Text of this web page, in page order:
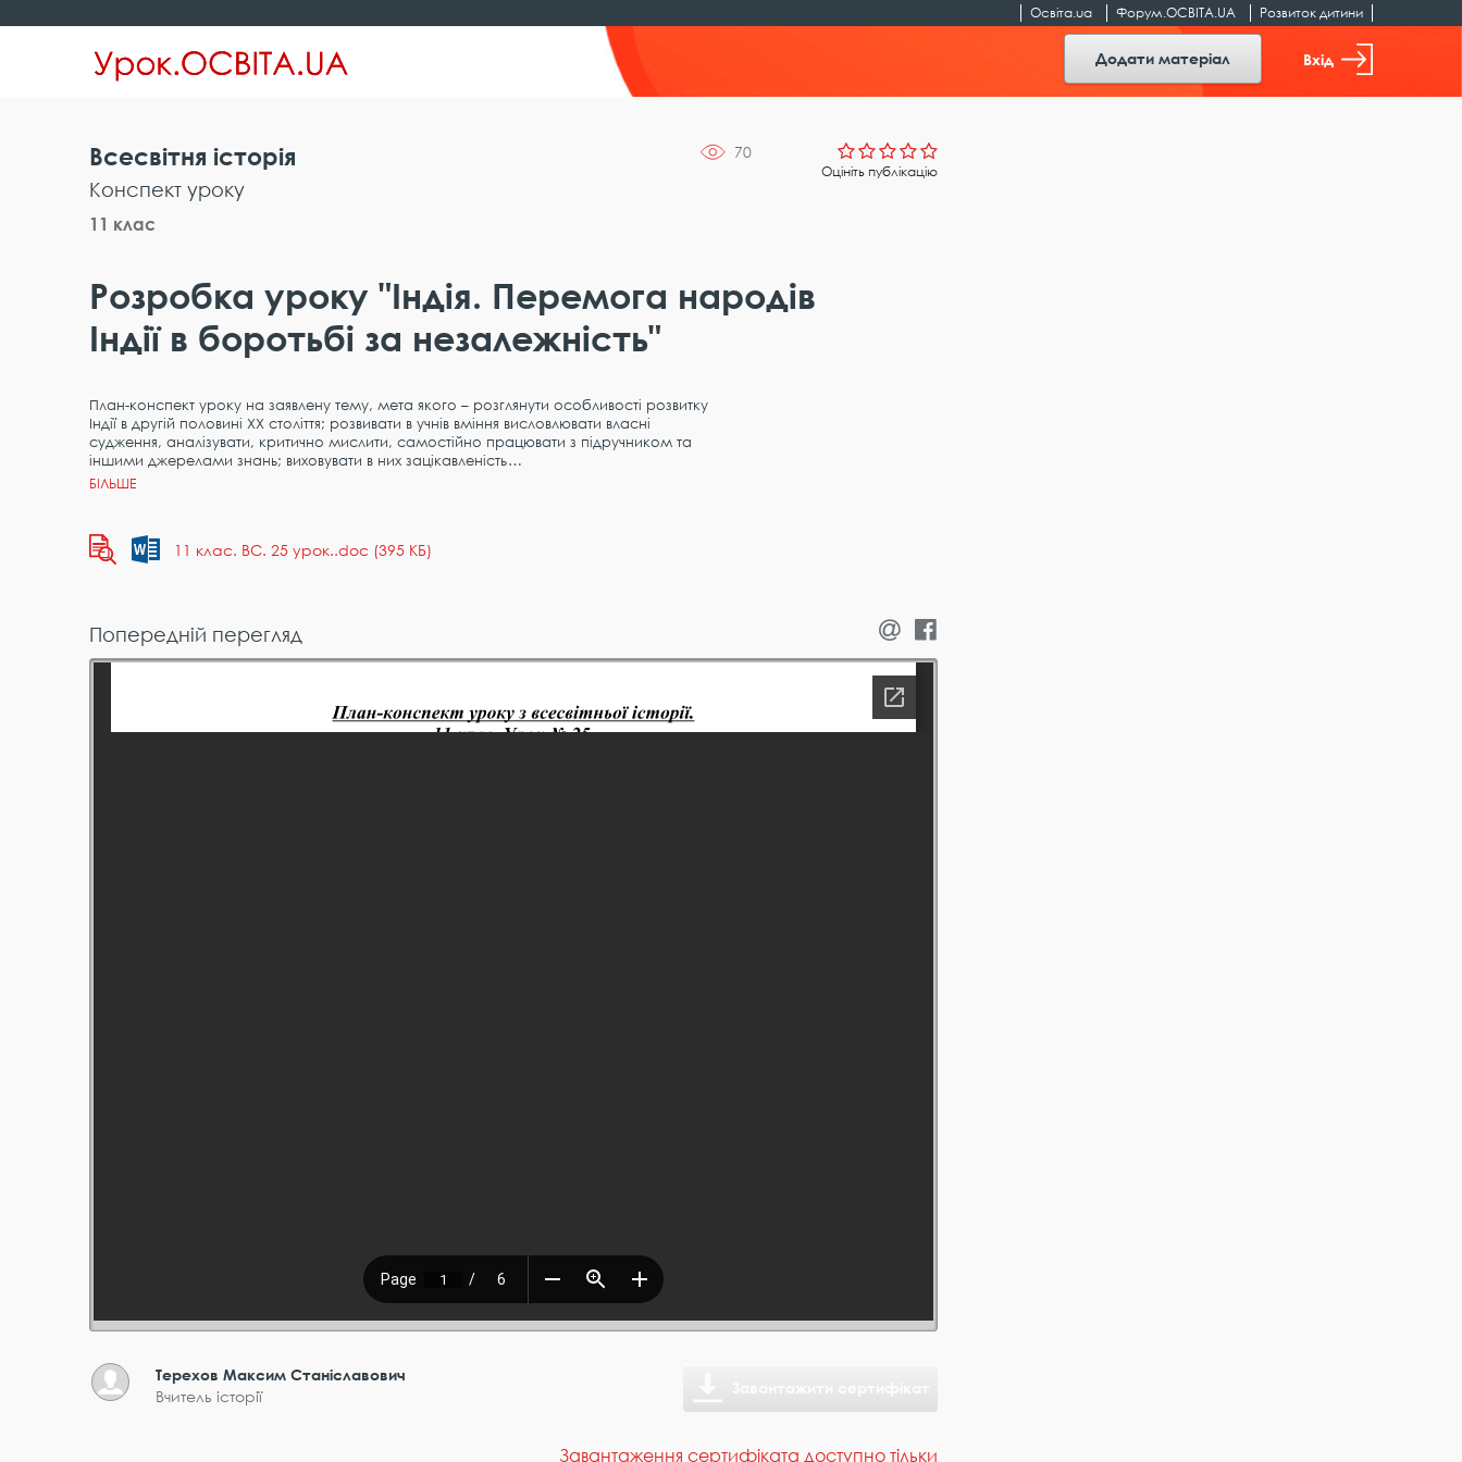
Освіта.ua Форум.ОСВІТА.UA Розвиток дитини
Додати матеріал Вхід
70
Оцініть публікацію
Всесвітня історія
Конспект уроку
11 клас
Розробка уроку "Індія. Перемога народів
Індії в боротьбі за незалежність"
План-конспект уроку на заявлену тему, мета якого – розглянути особливості розвитку
Індії в другій половині XX століття; розвивати в учнів вміння висловлювати власні
судження, аналізувати, критично мислити, самостійно працювати з підручником та
іншими джерелами знань; виховувати в них зацікавленість
11 клас. ВС. 25 урок..doc (395 КБ)
Попередній перегляд
Терехов Максим Станіславович
Вчитель історії
Завантаження сертифіката доступно тільки